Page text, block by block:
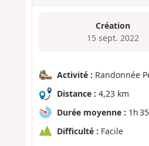
Création
15 sept. 2022
Activité : Randonnée
Distance : 4,23 km
Durée moyenne : 1h 35
Difficulté : Facile